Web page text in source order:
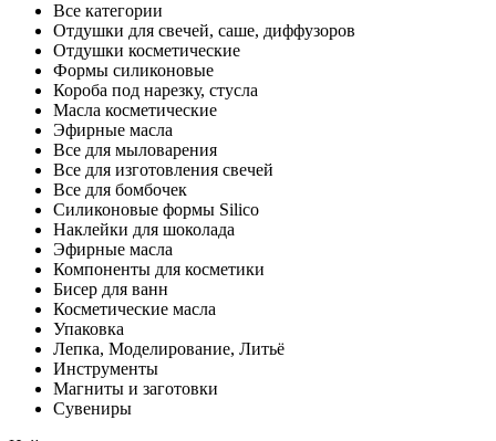
Все категории
Отдушки для свечей, саше, диффузоров
Отдушки косметические
Формы силиконовые
Короба под нарезку, стусла
Масла косметические
Эфирные масла
Все для мыловарения
Все для изготовления свечей
Все для бомбочек
Силиконовые формы Silico
Наклейки для шоколада
Эфирные масла
Компоненты для косметики
Бисер для ванн
Косметические масла
Упаковка
Лепка, Моделирование, Литьё
Инструменты
Магниты и заготовки
Сувениры